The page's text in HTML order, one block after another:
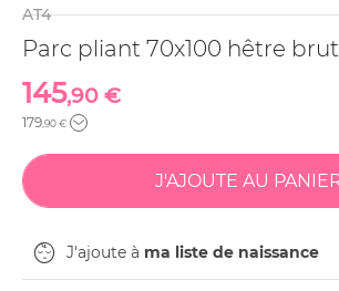
AT4
Parc pliant 70x100 hêtre brut
145,90 €
179,90 €
J'ajoute à ma liste de naissance